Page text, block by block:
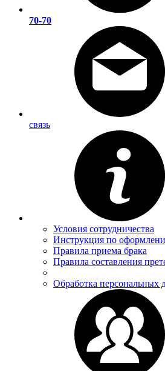
70-70
связь
Условия сотрудничества
Инструкция по
Правила приема брака
Правила составления
Обработка персональных